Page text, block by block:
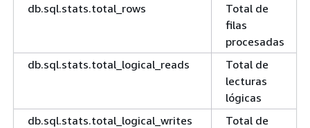
db.sql.stats.total_rows
Total de
filas
procesadas
db.sql.stats.total_logical_reads
Total de
lecturas
lógicas
db.sql.stats.total_logical_writes
Total de